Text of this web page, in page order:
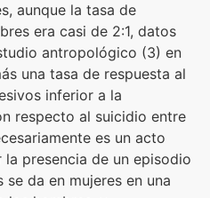
aunque la tasa de
era casi de 2:1, datos
antropológico (3) en
una tasa de respuesta al
inferior a la
respecto al suicidio entre
es un acto
presencia de un episodio
da en mujeres en una